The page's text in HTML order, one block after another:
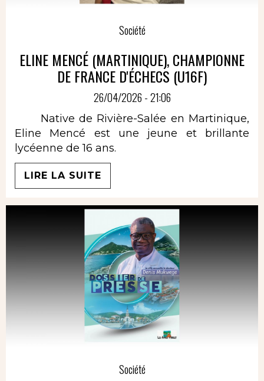
Société
ELINE MENCÉ (MARTINIQUE), CHAMPIONNE
DE FRANCE D'ÉCHECS (U16F)
26/04/2026 - 21:06
Native de Rivière-Salée en Martinique,
Eline Mencé est une jeune et brillante
lycéenne de 16 ans.
LIRE LA SUITE
Société